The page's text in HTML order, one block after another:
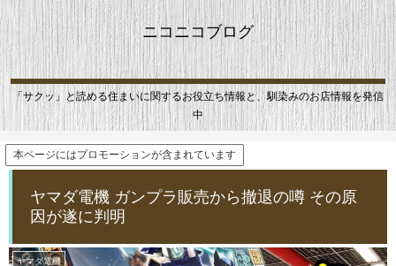
ニコニコブログ
「サクッ」と読める住まいに関するお役立ち情報と、馴染みのお店情報を発信
中
本ページにはプロモーションが含まれています
ヤマダ電機 ガンプラ販売から撤退の噂 その原
因が遂に判明
ヤマダ電機